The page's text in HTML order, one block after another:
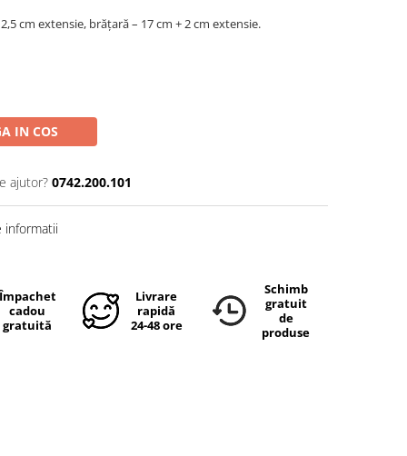
cm extensie, brățară – 17 cm + 2 cm extensie.
IN COS
ajutor? 0742.200.101
informatii
cadou
gratuită
Livrare
rapidă
24-48 ore
Schimb
gratuit
de
produse